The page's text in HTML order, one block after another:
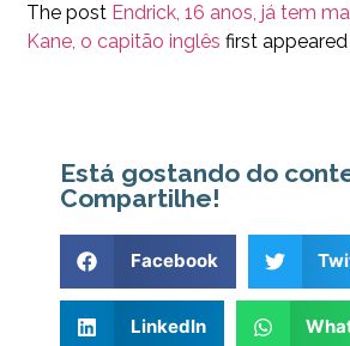
The post Endrick, 16 anos, já tem
Kane, o capitão inglês first
Está gostando do
Compartilhe!
Facebook
LinkedIn